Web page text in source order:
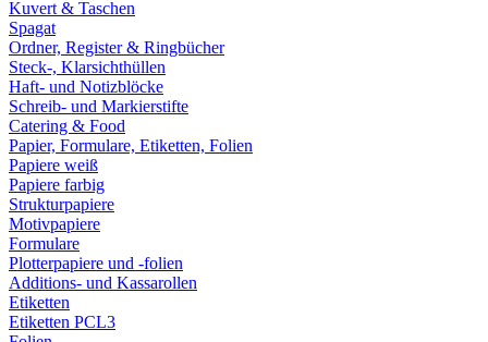
Kuvert & Taschen
Spagat
Ordner, Register & Ringbücher
Steck-, Klarsichthüllen
Haft- und Notizblöcke
Schreib- und Markierstifte
Catering & Food
Papier, Formulare, Etiketten, Folien
Papiere weiß
Papiere farbig
Strukturpapiere
Motivpapiere
Formulare
Plotterpapiere und -folien
Additions- und Kassarollen
Etiketten
Etiketten PCL3